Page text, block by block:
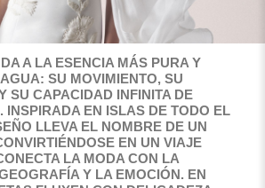
A LA ESENCIA MÁS PURA Y
SU MOVIMIENTO, SU
SU CAPACIDAD INFINITA DE
INSPIRADA EN ISLAS DE TODO EL
LLEVA EL NOMBRE DE UN
EN UN VIAJE
LA MODA CON LA
Y LA EMOCIÓN. EN